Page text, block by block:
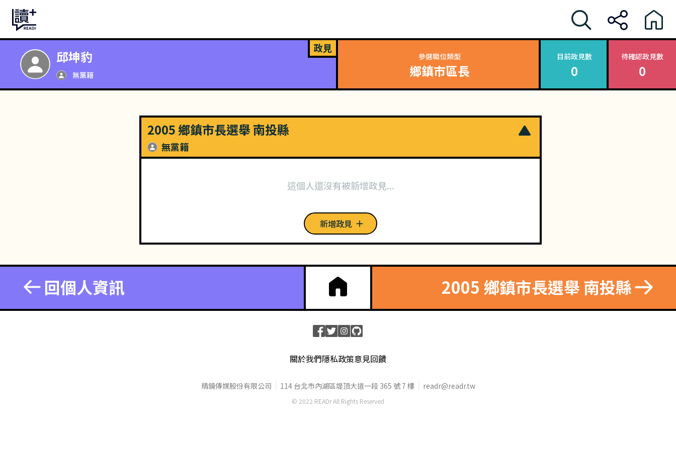
邱坤豹
無黨籍
政見
參選職位類型
鄉鎮市區長
目前政見數
0
待確認政見數
0
2005 鄉鎮市長選舉 南投縣
無黨籍
這個人還沒有被新增政見...
新增政見
回個人資訊 2005 鄉鎮市長選舉 南投縣
關於我們隱私政策意見回饋
精鏡傳媒股份有限公司 114 台北市內湖區堤頂大道一段 365 號 7 樓 readr@readr.tw
© 2022 READr All Rights Reserved